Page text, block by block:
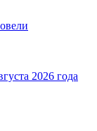
2026 года